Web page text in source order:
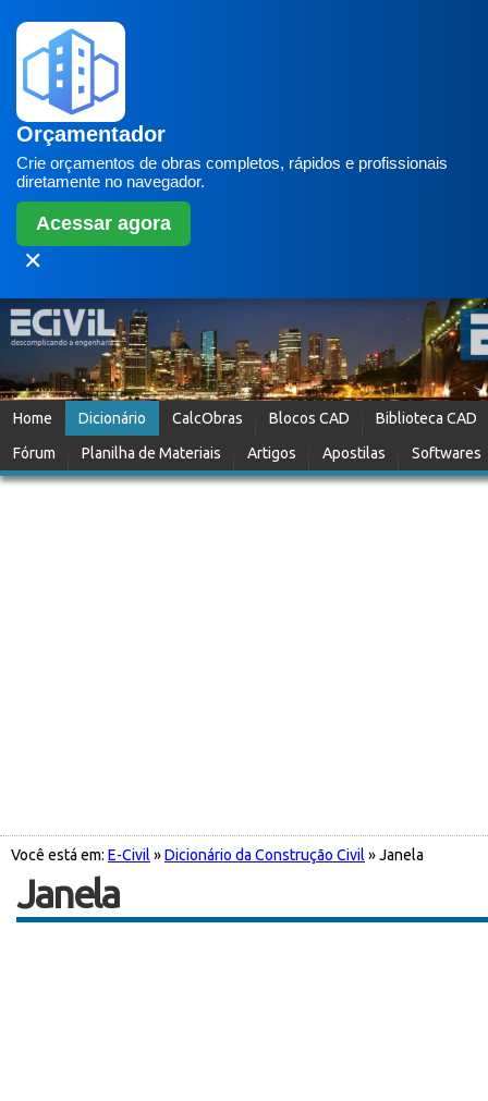
Orçamentador
Crie orçamentos de obras completos, rápidos e profissionais
diretamente no navegador.
Acessar agora
✕
Home Dicionário CalcObras Blocos CAD
Biblioteca CAD
Fórum
Planilha de Materiais Artigos Apostilas Softwares
Você está em: E-Civil »Dicionário da Construção Civil » Janela
Janela